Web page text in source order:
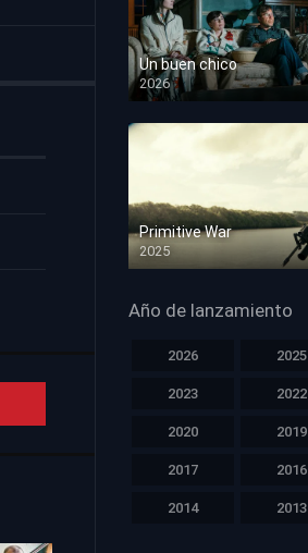
Un buen chico
2026
HD 1080p
Primitive War
2025
HD 1080p
Año de lanzamiento
2026 2025
2023 2022
2020 2019
2017 2016
2014 2013